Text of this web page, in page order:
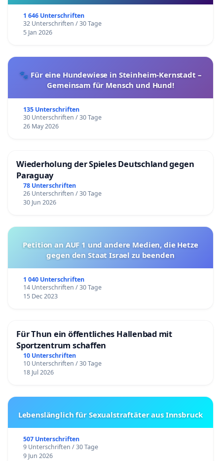
1 646 Unterschriften
32 Unterschriften / 30 Tage
5 Jan 2026
🐾 Für eine Hundewiese in Steinheim-Kernstadt –
Gemeinsam für Mensch und Hund!
135 Unterschriften
30 Unterschriften / 30 Tage
26 May 2026
Wiederholung der Spieles Deutschland gegen
Paraguay
78 Unterschriften
26 Unterschriften / 30 Tage
30 Jun 2026
Petition an AUF 1 und andere Medien, die Hetze
gegen den Staat Israel zu beenden
1 040 Unterschriften
14 Unterschriften / 30 Tage
15 Dec 2023
Für Thun ein öffentliches Hallenbad mit
Sportzentrum schaffen
10 Unterschriften
10 Unterschriften / 30 Tage
18 Jul 2026
Lebenslänglich für Sexualstraftäter aus Innsbruck
507 Unterschriften
9 Unterschriften / 30 Tage
9 Jun 2026